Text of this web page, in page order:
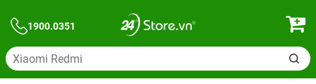
1900.0351